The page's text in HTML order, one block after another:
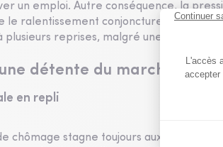
un emploi. Autre conséquence, la
le ralentissement conjoncturel va faire
plusieurs reprises, malgré une inflation
détente du marché du
en repli
chômage stagne toujours aux niveaux